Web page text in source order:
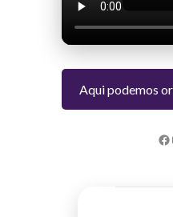
Aqui podemos